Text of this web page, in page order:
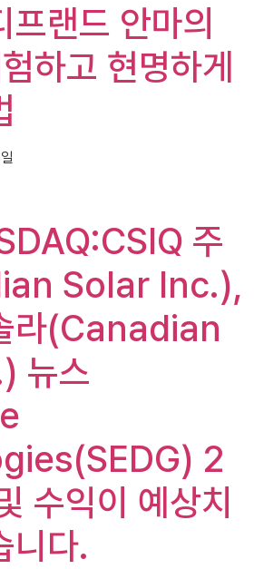
랜드 안마의
하고 현명하게
주
Solar Inc.),
라(Canadian
뉴스
2
수익이 예상치
니다.